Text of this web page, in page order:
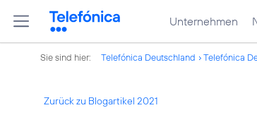
Unternehmen
Sie sind hier: Telefónica Deutschland Telefónica
Zurück zu Blogartikel 2021